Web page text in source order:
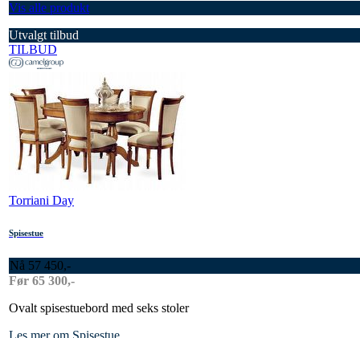
Vis alle produkt
Utvalgt tilbud
TILBUD
Torriani Day
Spisestue
Nå 57 450,-
Før 65 300,-
Ovalt spisestuebord med seks stoler
Les mer om Spisestue